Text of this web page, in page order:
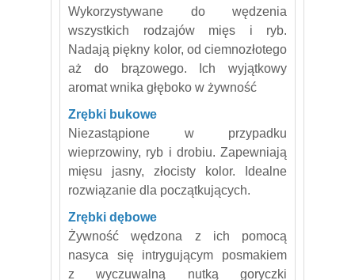
Wykorzystywane do wędzenia
wszystkich rodzajów mięs i ryb.
Nadają piękny kolor, od ciemnozłotego
aż do brązowego. Ich wyjątkowy
aromat wnika głęboko w żywność
Zrębki bukowe
Niezastąpione w przypadku
wieprzowiny, ryb i drobiu. Zapewniają
mięsu jasny, złocisty kolor. Idealne
rozwiązanie dla początkujących.
Zrębki dębowe
Żywność wędzona z ich pomocą
nasyca się intrygującym posmakiem
z wyczuwalną nutką goryczki